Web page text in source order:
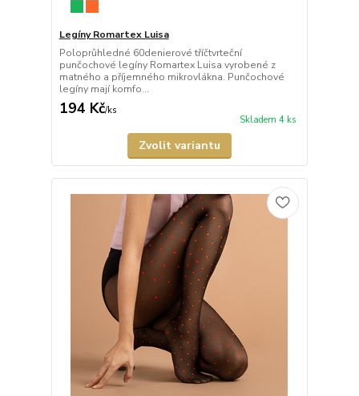
Legíny Romartex Luisa
Poloprůhledné 60denierové tříčtvrteční
punčochové legíny Romartex Luisa vyrobené z
matného a příjemného mikrovlákna. Punčochové
legíny mají komfo...
194 Kč/ks
Skladem 4 ks
Zvolit variantu